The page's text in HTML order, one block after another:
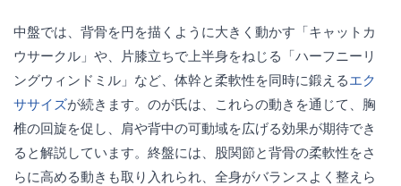
中盤では、背骨を円を描くように大きく動かす「キャットカ
ウサークル」や、片膝立ちで上半身をねじる「ハーフニーリ
ングウィンドミル」など、体幹と柔軟性を同時に鍛えるエク
ササイズが続きます。のが氏は、これらの動きを通じて、胸
椎の回旋を促し、肩や背中の可動域を広げる効果が期待でき
ると解説しています。終盤には、股関節と背骨の柔軟性をさ
らに高める動きも取り入れられ、全身がバランスよく整えら